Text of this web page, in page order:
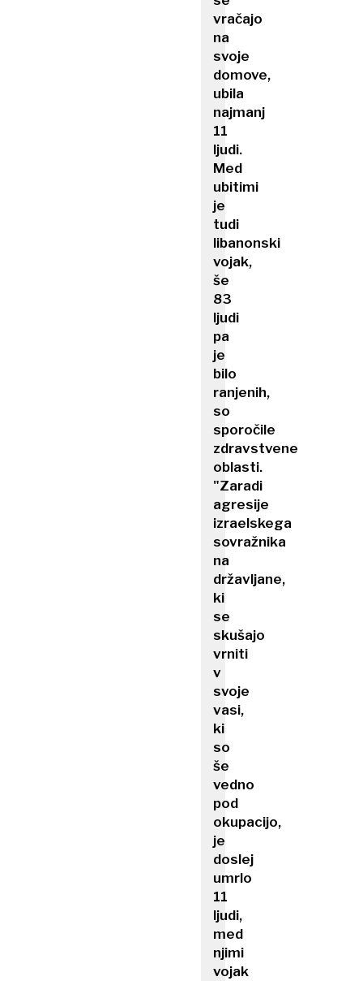
vračajo
na
svoje
domove,
ubila
najmanj
11
ljudi.
Med
ubitimi
je
tudi
libanonski
vojak,
še
83
ljudi
pa
je
bilo
ranjenih,
so
sporočile
zdravstvene
oblasti.
"Zaradi
agresije
izraelskega
sovražnika
na
državljane,
ki
se
skušajo
vrniti
v
svoje
vasi,
ki
so
še
vedno
pod
okupacijo,
je
doslej
umrlo
11
ljudi,
med
njimi
vojak